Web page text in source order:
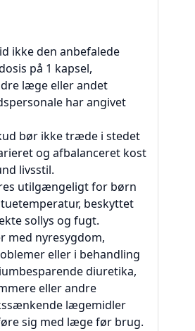
ikke den anbefalede
på 1 kapsel,
læge eller andet
har angivet
bør ikke træde i stedet
og afbalanceret kost
livsstil.
utilgængeligt for børn
beskyttet
sollys og fugt.
med nyresygdom,
eller i behandling
diuretika,
eller andre
lægemidler
sig med læge før brug.